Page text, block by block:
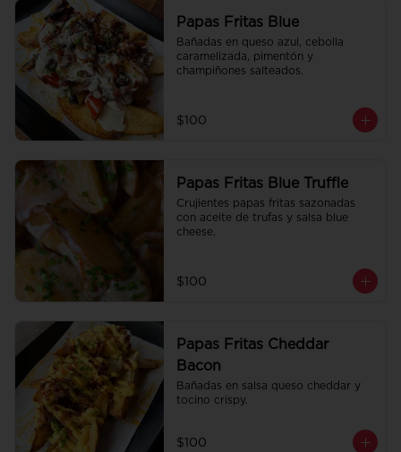
Papas Fritas Blue
Bañadas en queso azul, cebolla
caramelizada, pimentón y
champiñones salteados.
$100
Papas Fritas Blue Truffle
Crujientes papas fritas sazonadas
con aceite de trufas y salsa blue
cheese.
$100
Papas Fritas Cheddar
Bacon
Bañadas en salsa queso cheddar y
tocino crispy.
$100